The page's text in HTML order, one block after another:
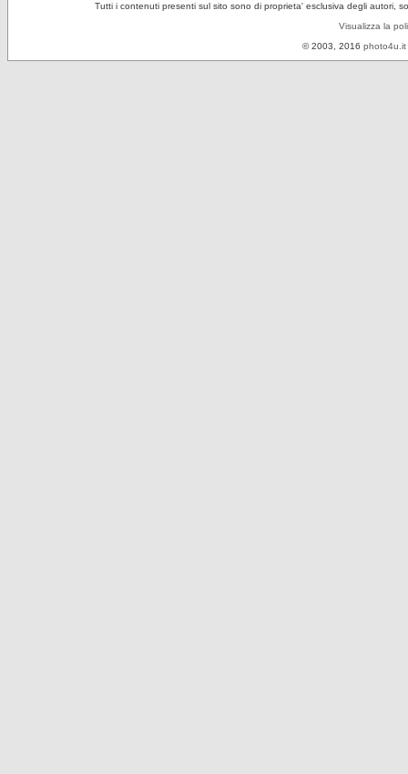
Tutti i contenuti presenti sul sito sono di proprieta' esclusiva degli autori,
Visualizza la
© 2003, 2016 photo4u.it